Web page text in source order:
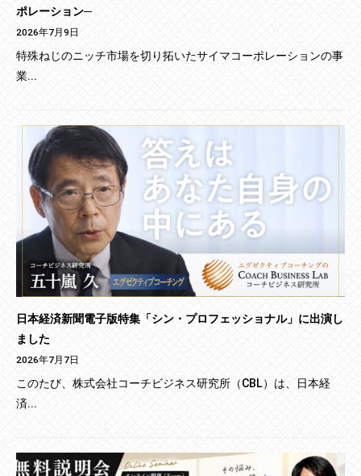
ポレーション─
2026年7月9日
特殊ねじのニッチ市場を切り拓いたサイマコーポレーションの事
業...
日本経済新聞電子版特集「シン・プロフェッショナル」に出演し
ました
2026年7月7日
このたび、株式会社コーチビジネス研究所（CBL）は、日本経
済...